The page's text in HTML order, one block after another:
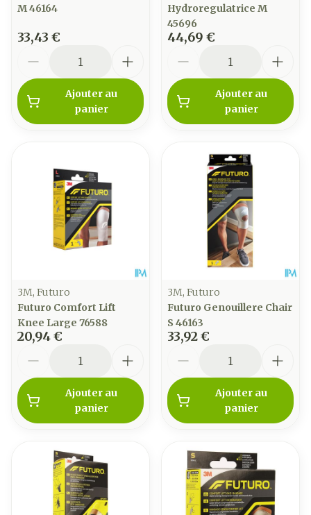
M 46164
33,43 €
Ajouter au
panier
Hydroregulatrice M
45696
44,69 €
Ajouter au
panier
3M, Futuro
Futuro Comfort Lift
Knee Large 76588
20,94 €
Ajouter au
panier
3M, Futuro
Futuro Genouillere Chair
S 46163
33,92 €
Ajouter au
panier